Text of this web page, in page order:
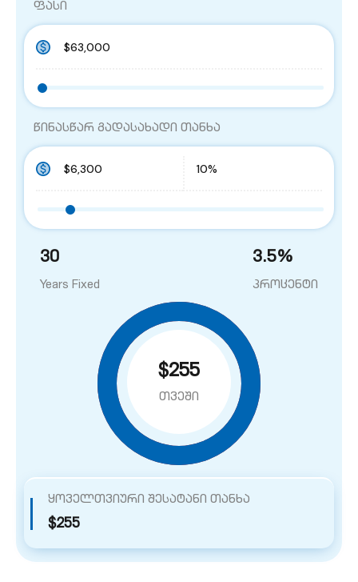
ფასი
წინასწარ გადასახადი თანხა
30
Years Fixed
3.5%
პროცენტი
$255
თვეში
ყოველთვიური შესატანი თანხა
$255